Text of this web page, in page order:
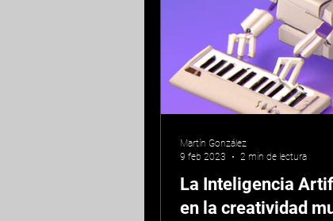
La Inteligencia
en la creatividad
Martín González
9 feb 2023
2 min de lectura